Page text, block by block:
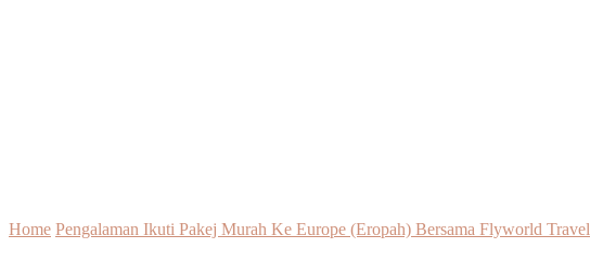
Home Pengalaman Ikuti Pakej Murah Ke Europe (Eropah) Bersama Flyworld Travel